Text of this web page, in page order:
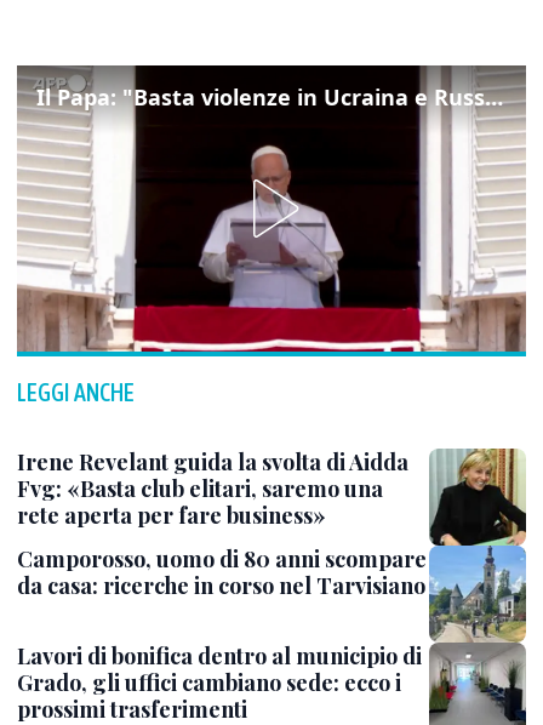
Il Papa: "Basta violenze in Ucraina e Russia, spazio a diplomazia"
LEGGI ANCHE
Irene Revelant guida la svolta di Aidda
Fvg: «Basta club elitari, saremo una
rete aperta per fare business»
Camporosso, uomo di 80 anni scompare
da casa: ricerche in corso nel Tarvisiano
Lavori di bonifica dentro al municipio di
Grado, gli uffici cambiano sede: ecco i
prossimi trasferimenti